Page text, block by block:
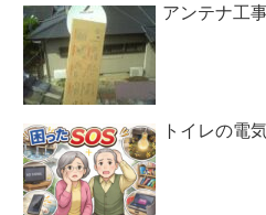
アンテナ工
トイレの電